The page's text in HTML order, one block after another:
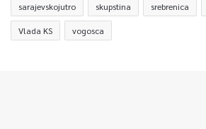
sarajevskojutro skupstina srebrenica
Vlada KS vogosca